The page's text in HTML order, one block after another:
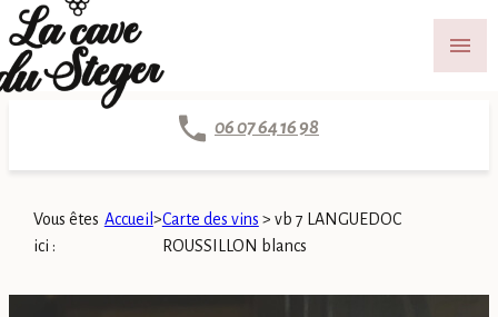
menu
06 07 64 16 98
Vous êtes
ici :
Accueil >Carte des vins > vb 7 LANGUEDOC
ROUSSILLON blancs
Panneau de gestion des cookies